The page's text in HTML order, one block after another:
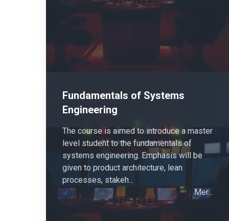
Fundamentals of Systems
Engineering
The course is aimed to introduce a master
level student to the fundamentals of
systems engineering. Emphasis will be
given to product architecture, lean
processes, stakeh...
Mer...